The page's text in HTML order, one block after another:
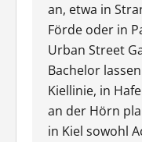
an, etwa in
Förde oder in
Urban Street
Bachelor
Kiellinie, in
an der Hörn
in Kiel sowohl